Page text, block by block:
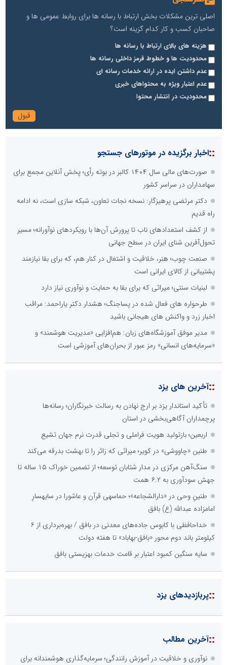
اصلی ترین مشکلات بخش ارتباط با رسانه ها برای روابط عمومی ها و
صاحبان کسب و کار کدام گزینه است؟
هزینه های بالای ارتباط با رسانه ها
محدودیت ها و خطوط قرمز داخلی رسانه ها
عدم داشتن ایده در ارائه خدمات رسانه ای
عدم اعتبار ویژه به محتواهای خبری
محدودیت در انتشار محتوا
::اخبار برگزیده در موتورهای جستجو
صورت‌های مالی سال ۱۴۰۴ کالبر در بوته رأی؛ پخش آنلاین مجمع برای
سهامداران در سراسر کشور
دکتر مرتضی پرهیزگار: نسخه نجات تعاون، شبکه سازی است، نه ادامه
راه قدیم
از کشف استعدادهای ناب تا پرورش آن‌ها با رویکردهای نوآورانه؛ مسیر
تحول‌آفرین شنای ایران در سطح جهانی
صنعت چوب؛ هنر، خلاقیت و اشتغال در کنار هم، که برای بقا نیازمند
پشتیبانی از کالای ایرانی است
لبنیات سنتی؛ میراثی که برای بقا به حمایت و نوآوری نیاز دارد
طرحواره های فعال شده در پساجنگ؛ هشدار دکتر یاراحمد: مراقب
اخبار زرد و واکنش های هیجانی باشید
مدیر موفق آموزشگاه‌های زبان: هم‌افزایی «مدیریت هوشمند» و
«سرمایه‌های انسانی» رمز عبور از بحران‌های آموزشی است
::آخرین های یزد
تأکید استاندار یزد بر ارج نهادن به رسالت خبرنگاران؛ رسانه‌ها
پرچمداران آگاهی‌بخشی در استان
اربعین؛ بازتولید هویت فراملی و تجلی قدرت نرم جهان تشیع
طنین «چاووشی» در کویر؛ میراثی که زائر را تا بهشت بدرقه می‌کند
سنگ‌آهن مرکزی در مدار شتابان توسعه؛ از تضمین خوراک ۱۵ ساله تا
جهش سودآوری به ۶.۲ همت
طنینِ وحی در «دارالشجاعه»؛ حماسهی قرآن و عاشورا در سایهسارِ
امامزاده عبدالله (ع) بافق
خداحافظی با کابوس جاده‌های معدنی در بافق / بهره‌برداری از ۶
کیلومتر باند دوم محور «بافق-بهاباد» تا هفته دولت
سایه سنگین کمبود اعتبار بر قامت خدمات بهزیستی بافق
::پربازدیدهای یزد
::آخرین مطالب
نوآوری و خلاقیت در آموزش رانندگی؛ سرمایه‌گذاری هوشمندانه برای